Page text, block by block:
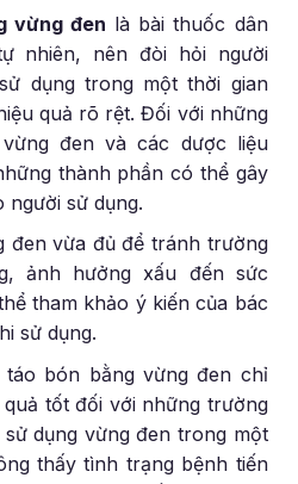
vừng đen là bài thuốc dân
nhiên, nên đòi hỏi người
dụng trong một thời gian
quả rõ rệt. Đối với những
đen và các dược liệu
thành phần có thể gây
người sử dụng.
đen vừa đủ để tránh trường
ảnh hưởng xấu đến sức
tham khảo ý kiến của bác
sử dụng.
táo bón bằng vừng đen chỉ
tốt đối với những trường
dụng vừng đen trong một
thấy tình trạng bệnh tiến